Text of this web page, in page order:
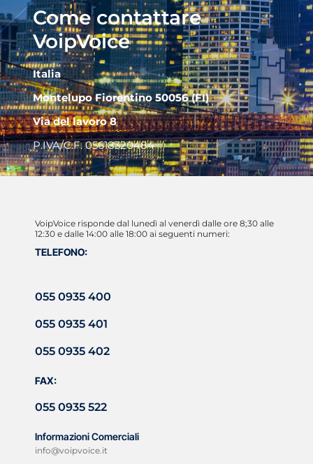
Come contattare
VoipVoice
Italia
Montelupo Fiorentino 50056 (FI)
Via del lavoro 8
P.IVA/C.F. 05618320484
VoipVoice risponde dal lunedì al venerdì dalle ore 8;30 alle
12:30 e dalle 14:00 alle 18:00 ai seguenti numeri:
TELEFONO:
055 0935 400
055 0935 401
055 0935 402
FAX:
055 0935 522
Informazioni Comerciali
info@voipvoice.it